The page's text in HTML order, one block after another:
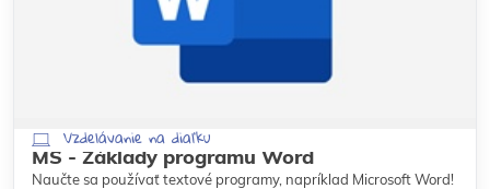
Vzdelávanie na diaľku
MS - Základy programu Word
Naučte sa používať textové programy, napríklad Microsoft Word!